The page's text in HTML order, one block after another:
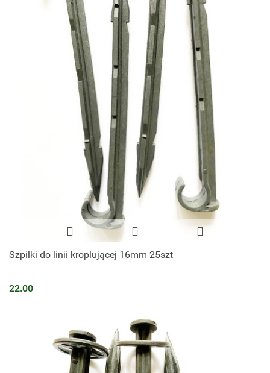
Szpilki do linii kroplującej 16mm 25szt
22.00